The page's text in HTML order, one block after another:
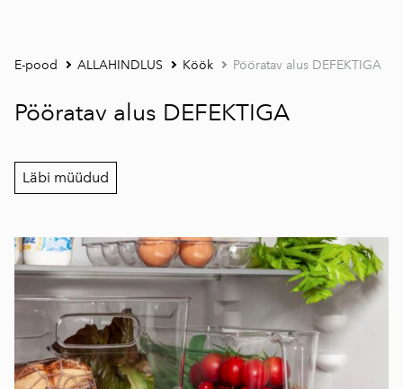
E-pood ALLAHINDLUS Köök Pööratav alus DEFEKTIGA
Pööratav alus DEFEKTIGA
Läbi müüdud